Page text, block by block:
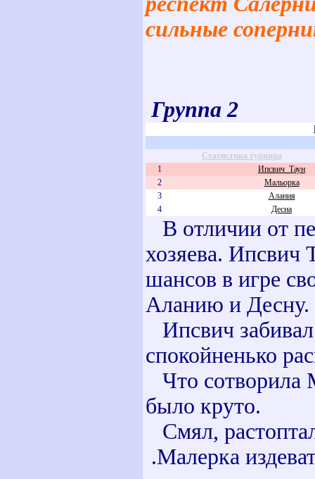
сильные
Группа 2
Статистика турнира
1
Ипсвич_Таун
2
Мальорка
3
Алания
4
Десна
В отличии от
хозяева. Ипсвич
шансов в игре
Аланию и Десну.
Ипсвич
спокойненько
Что сотворила
было круто.
Смял,
.Малерка